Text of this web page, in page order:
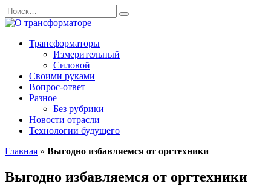
Перейти
к
содержанию
Search
for:
Трансформаторы
Измерительный
Силовой
Своими руками
Вопрос-ответ
Разное
Без рубрики
Новости отрасли
Технологии будущего
Главная » Выгодно избавляемся от оргтехники
Выгодно избавляемся от оргтехники